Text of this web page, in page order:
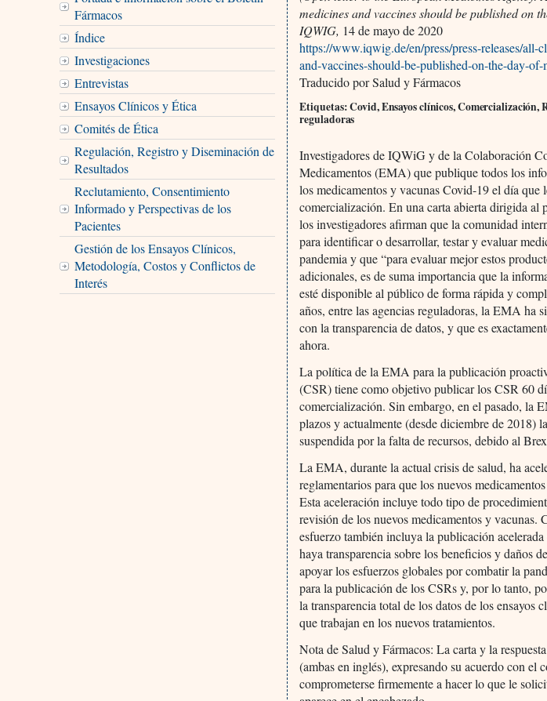
Fármacos
Índice
Investigaciones
Entrevistas
Ensayos Clínicos y Ética
Comités de Ética
Regulación, Registro y Diseminación de
Resultados
Reclutamiento, Consentimiento
Informado y Perspectivas de los
Pacientes
Gestión de los Ensayos Clínicos,
Metodología, Costos y Conflictos de
Interés
medicines and vaccines should be published on
IQWIG, 14 de mayo de 2020
https://www.iqwig.de/en/press/press-releases/
and-vaccines-should-be-published-on-the-day-
Traducido por Salud y Fármacos
Etiquetas: Covid, Ensayos clínicos,
reguladoras
Investigadores de IQWiG y de la Colaboración
Medicamentos (EMA) que publique todos los
los medicamentos y vacunas Covid-19 el día que
comercialización. En una carta abierta dirigida
los investigadores afirman que la comunidad
para identificar o desarrollar, testar y evaluar
pandemia y que “para evaluar mejor estos
adicionales, es de suma importancia que la
esté disponible al público de forma rápida y
años, entre las agencias reguladoras, la EMA ha
con la transparencia de datos, y que es
ahora.
La política de la EMA para la publicación
(CSR) tiene como objetivo publicar los CSR 60
comercialización. Sin embargo, en el pasado, la
plazos y actualmente (desde diciembre de 2018)
suspendida por la falta de recursos, debido al
La EMA, durante la actual crisis de salud, ha
reglamentarios para que los nuevos
Esta aceleración incluye todo tipo de
revisión de los nuevos medicamentos y vacunas.
esfuerzo también incluya la publicación
haya transparencia sobre los beneficios y daños
apoyar los esfuerzos globales por combatir la
para la publicación de los CSRs y, por lo tanto,
la transparencia total de los datos de los ensayos
que trabajan en los nuevos tratamientos.
Nota de Salud y Fármacos: La carta y la
(ambas en inglés), expresando su acuerdo con el
comprometerse firmemente a hacer lo que le